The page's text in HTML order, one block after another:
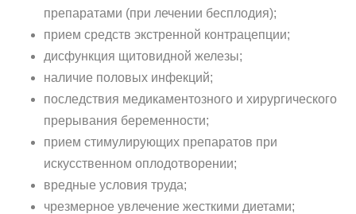
препаратами (при лечении бесплодия);
прием средств экстренной контрацепции;
дисфункция щитовидной железы;
наличие половых инфекций;
последствия медикаментозного и хирургического
прерывания беременности;
прием стимулирующих препаратов при
искусственном оплодотворении;
вредные условия труда;
чрезмерное увлечение жесткими диетами;